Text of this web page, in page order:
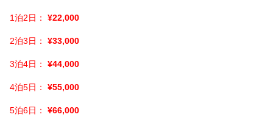
¥22,000
¥33,000
¥44,000
¥55,000
¥66,000